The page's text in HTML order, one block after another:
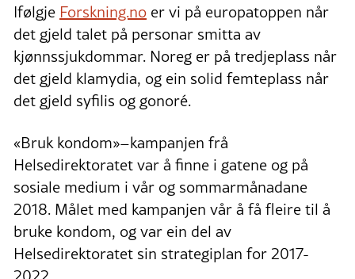
Ifølgje Forskning.no er vi på europatoppen når
det gjeld talet på personar smitta av
kjønnssjukdommar. Noreg er på tredjeplass når
det gjeld klamydia, og ein solid femteplass når
det gjeld syfilis og gonoré.
«Bruk kondom»–kampanjen frå
Helsedirektoratet var å finne i gatene og på
sosiale medium i vår og sommarmånadane
2018. Målet med kampanjen vår å få fleire til å
bruke kondom, og var ein del av
Helsedirektoratet sin strategiplan for 2017-